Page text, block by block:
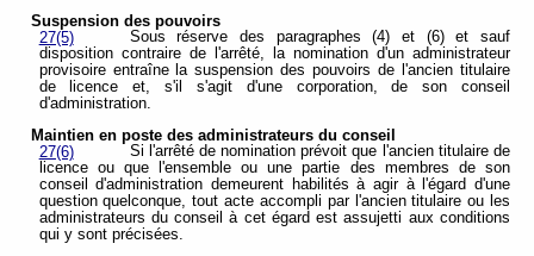
Suspension des pouvoirs
27(5)
Sous réserve des paragraphes (4) et (6) et sauf
disposition contraire de l'arrêté, la nomination d'un administrateur
provisoire entraîne la suspension des pouvoirs de l'ancien titulaire
de licence et, s'il s'agit d'une corporation, de son conseil
d'administration.
Maintien en poste des administrateurs du conseil
27(6)
Si l'arrêté de nomination prévoit que l'ancien titulaire de
licence ou que l'ensemble ou une partie des membres de son
conseil d'administration demeurent habilités à agir à l'égard d'une
question quelconque, tout acte accompli par l'ancien titulaire ou les
administrateurs du conseil à cet égard est assujetti aux conditions
qui y sont précisées.